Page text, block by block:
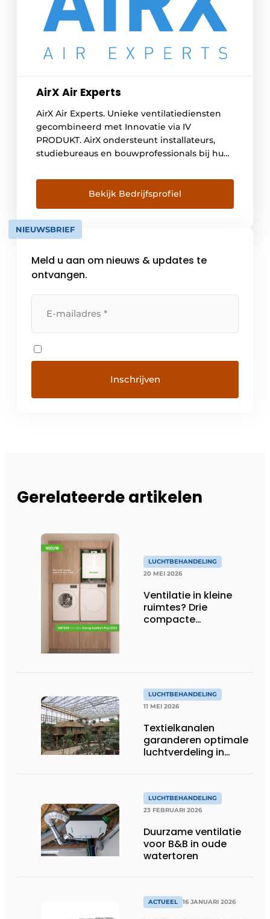
AirX Air Experts
AirX Air Experts. Unieke ventilatiediensten
gecombineerd met Innovatie via IV
PRODUKT. AirX ondersteunt installateurs,
studiebureaus en bouwprofessionals bij hun
tot opstart, balanceren/inregelen, meting en
oplevering: wij zorgen ervoor dat
ventilatiesystemen correct werken,
energiezuinig presteren en leveren
betrouwbare meetrapporten af als bewijs
AirX gespecialiseerde HVAC-kennis in […]
Bekijk Bedrijfsprofiel
NIEUWSBRIEF
Meld u aan om nieuws & updates te
ontvangen.
Gerelateerde artikelen
LUCHTBEHANDELING
20 MEI 2026
Ventilatie in kleine
ruimtes? Drie
compacte
LUCHTBEHANDELING
11 MEI 2026
Textielkanalen
garanderen optimale
luchtverdeling in
LUCHTBEHANDELING
23 FEBRUARI 2026
Duurzame ventilatie
voor B&B in oude
watertoren
ACTUEEL 16 JANUARI 2026